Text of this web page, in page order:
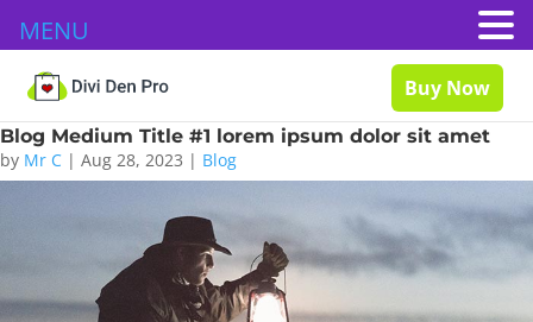
Buy Now
Blog Medium Title #1 lorem ipsum dolor sit amet
by Mr C | Aug 28, 2023 | Blog
MENU